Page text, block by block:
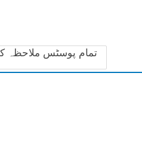
تمام پوسٹس ملاحظہ